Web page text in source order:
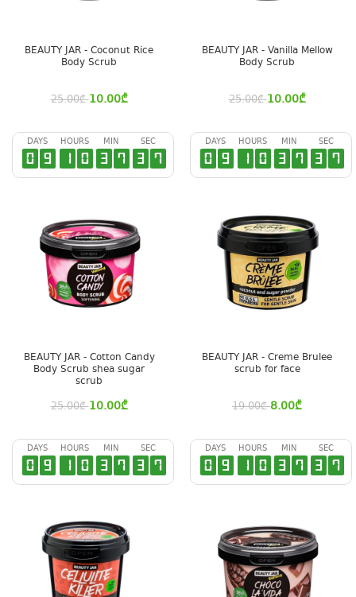
BEAUTY JAR - Coconut Rice
Body Scrub
25.00₾ 10.00₾
BEAUTY JAR - Vanilla Mellow
Body Scrub
25.00₾ 10.00₾
DAYS
0 9
HOURS
1 0
MIN
3 7
SEC
3 6
BEAUTY JAR - Cotton Candy
Body Scrub shea sugar
scrub
25.00₾ 10.00₾
DAYS
0 9
HOURS
1 0
MIN
3 7
SEC
3 6
BEAUTY JAR - Creme Brulee
scrub for face
19.00₾ 8.00₾
DAYS
0 9
HOURS
1 0
MIN
3 7
SEC
3 6
DAYS
0 9
HOURS
1 0
MIN
3 7
SEC
3 6